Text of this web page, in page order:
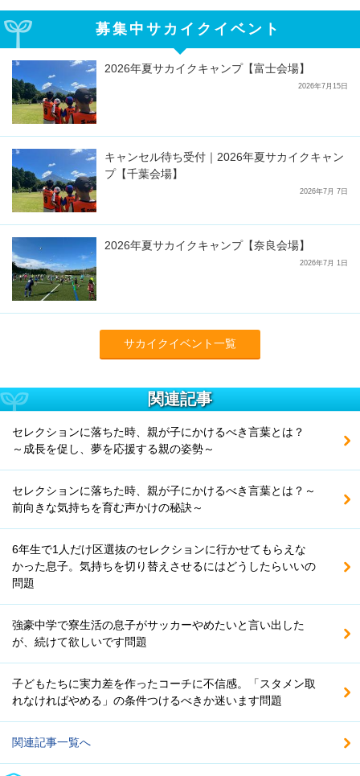
募集中サカイクイベント
2026年夏サカイクキャンプ【富士会場】
2026年7月15日
キャンセル待ち受付｜2026年夏サカイクキャン
プ【千葉会場】
2026年7月 7日
2026年夏サカイクキャンプ【奈良会場】
2026年7月 1日
サカイクイベント一覧
関連記事
セレクションに落ちた時、親が子にかけるべき言葉とは？
～成長を促し、夢を応援する親の姿勢～
セレクションに落ちた時、親が子にかけるべき言葉とは？～
前向きな気持ちを育む声かけの秘訣～
6年生で1人だけ区選抜のセレクションに行かせてもらえな
かった息子。気持ちを切り替えさせるにはどうしたらいいの
問題
強豪中学で寮生活の息子がサッカーやめたいと言い出した
が、続けて欲しいです問題
子どもたちに実力差を作ったコーチに不信感。「スタメン取
れなければやめる」の条件つけるべきか迷います問題
関連記事一覧へ